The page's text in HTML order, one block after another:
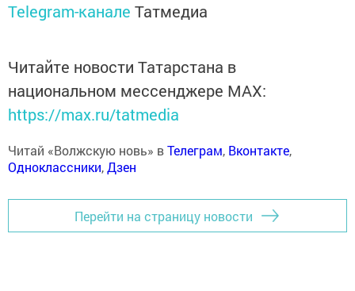
Telegram-канале Татмедиа
Читайте новости Татарстана в
национальном мессенджере MАХ:
https://max.ru/tatmedia
Читай «Волжскую новь» вТелеграм, Вконтакте,
Одноклассники,Дзен
Перейти на страницу новости